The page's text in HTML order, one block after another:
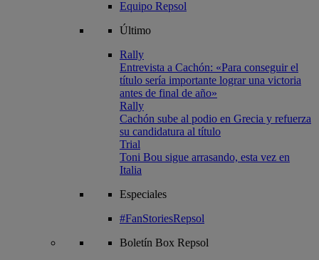
Equipo Repsol
Último
Rally
Entrevista a Cachón: «Para conseguir el
título sería importante lograr una victoria
antes de final de año»
Rally
Cachón sube al podio en Grecia y refuerza
su candidatura al título
Trial
Toni Bou sigue arrasando, esta vez en
Italia
Especiales
#FanStoriesRepsol
Boletín Box Repsol